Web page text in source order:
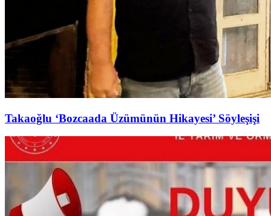
Takaoğlu ‘Bozcaada Üzümünün Hikayesi’ Söyleşişi